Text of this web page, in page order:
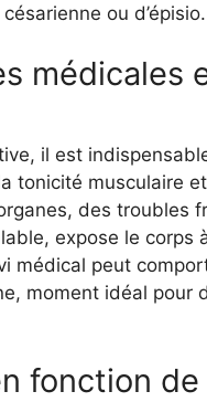
ou d’épisio.
médicales
il est
tonicité musculaire
des troubles
expose le corps
médical peut
moment idéal pour
fonction de